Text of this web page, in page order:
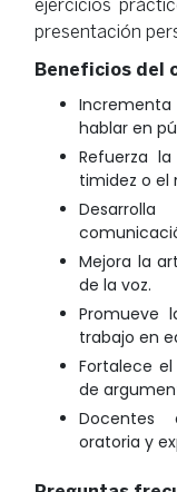
ejercicios
presentación
Beneficios del
hablar en
Refuerza
timidez o el
Mejora la
de la voz.
Promueve
trabajo en
Fortalece
de
Docentes
oratoria y